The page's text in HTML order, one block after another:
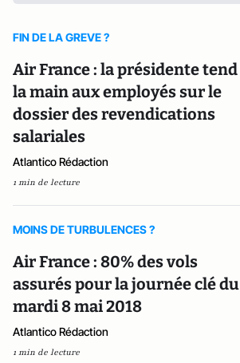
FIN DE LA GREVE ?
Air France : la présidente tend
la main aux employés sur le
dossier des revendications
salariales
Atlantico Rédaction
1 min de lecture
MOINS DE TURBULENCES ?
Air France : 80% des vols
assurés pour la journée clé du
mardi 8 mai 2018
Atlantico Rédaction
1 min de lecture